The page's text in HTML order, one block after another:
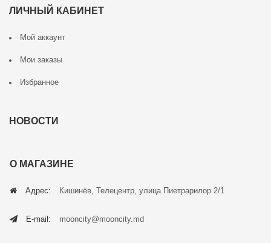
ЛИЧНЫЙ КАБИНЕТ
Мой аккаунт
Мои заказы
Избранное
НОВОСТИ
О МАГАЗИНЕ
Адрес: Кишинёв, Телецентр, улица Пиетрарилор 2/1
E-mail: mooncity@mooncity.md